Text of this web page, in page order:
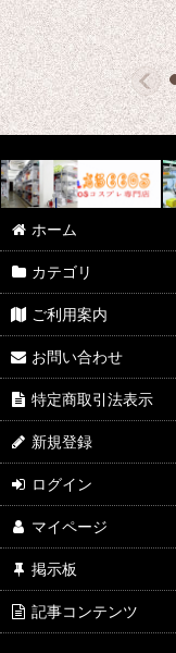
ホーム
カテゴリ
ご利用案内
お問い合わせ
特定商取引法表示
新規登録
ログイン
マイページ
掲示板
記事コンテンツ